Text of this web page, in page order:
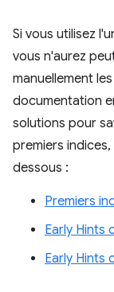
Si vous utilisez
vous n'aurez
manuellement
documentation
solutions pour
premiers
dessous :
Premiers
Early Hints
Early Hints